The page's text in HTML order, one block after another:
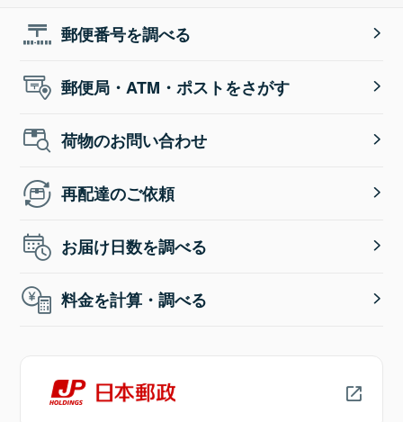
郵便番号を調べる
郵便局・ATM・ポストをさがす
荷物のお問い合わせ
再配達のご依頼
お届け日数を調べる
料金を計算・調べる